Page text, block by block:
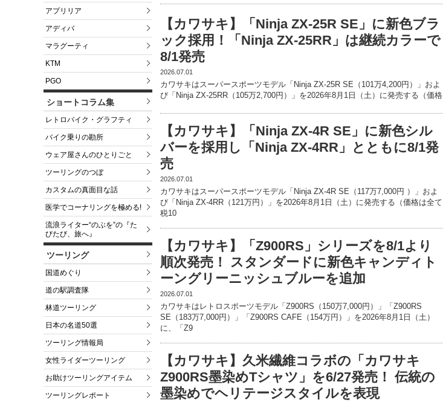
アプリリア
アディバ
マラグーティ
KTM
PGO
ショートコラム集
レトロバイク・グラフティ
バイク乗りの勘所
ウェア屋さんのひとりごと
ツーリングのつぼ
カスタムの真面目な話
医学でコーナリングを極める!
流浪ライター“のぶを”の『た
びたび、旅へ』
ツーリング
国道めぐり
道の駅調査隊
林道ツーリング
日本の名道50選
ツーリング情報局
女性ライダーツーリング
お助けツーリングアイテム
ツーリングレポート
【カワサキ】「Ninja ZX-25R SE」に新色ブラ
ック採用！「Ninja ZX-25RR」は継続カラーで
8/1発売
2026.07.01
カワサキはスーパースポーツモデル「Ninja ZX-25R SE（101万4,200円）」およ
び「Ninja ZX-25RR（105万2,700円）」を2026年8月1日（土）に発売する（価格
【カワサキ】「Ninja ZX-4R SE」に新色シル
バーを採用し「Ninja ZX-4RR」とともに8/1発
売
2026.07.01
カワサキはスーパースポーツモデル「Ninja ZX-4R SE（117万7,000円 ）」およ
び「Ninja ZX-4RR（121万円）」を2026年8月1日（土）に発売する（価格は全て
税10
【カワサキ】「Z900RS」シリーズを8/1より
順次発売！ スタンダードに新色キャンディト
ーングリーニッシュブルーを追加
2026.07.01
カワサキはレトロスポーツモデル「Z900RS（150万7,000円）」「Z900RS
SE（183万7,000円）」「Z900RS CAFE（154万円）」を2026年8月1日（土）
に、「Z9
【カワサキ】久米繊維コラボの「カワサキ
Z900RS墨染めTシャツ」を6/27発売！ 伝統の
墨染めでヘリテージスタイルを表現